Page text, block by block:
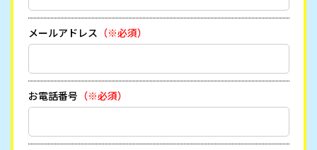
メールアドレス （※必須）
お電話番号 （※必須）